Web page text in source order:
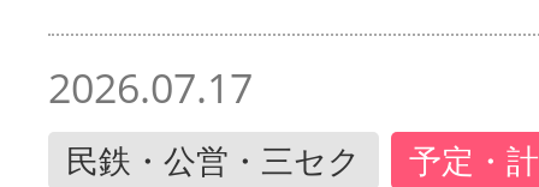
2026.07.17
民鉄・公営・三セク 予定・